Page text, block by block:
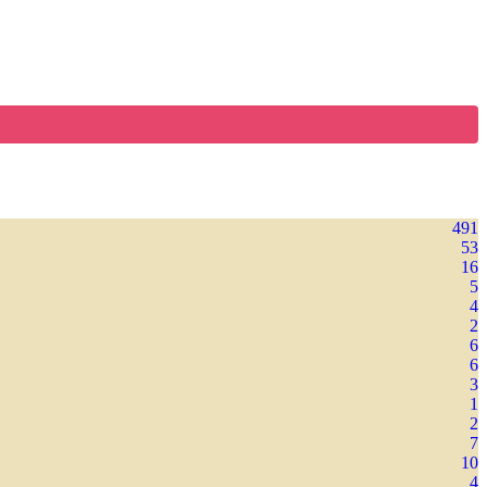
491
53
16
5
4
2
6
6
3
1
2
7
10
4